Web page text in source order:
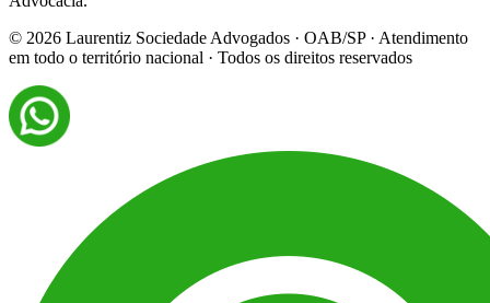
© 2026 Laurentiz Sociedade Advogados · OAB/SP · Atendimento
em todo o território nacional · Todos os direitos reservados